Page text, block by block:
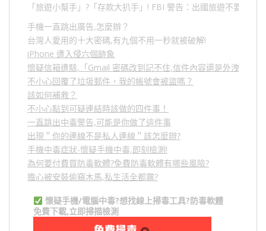
「旅遊小幫手」 ? 「存款大扒手」 ! FBI 警告：出國旅遊不要做的
手機一直跳出廣告,怎麼辦？
台灣人愛用的十大密碼,有九個不用一秒就被破解!
iPhone 遭入侵六個跡象
懷疑信箱遭駭,「Gmail 密碼改到記不住,信件內容還是外洩？」,
不小心回覆了垃圾郵件，我的帳號會被盜嗎？
該如何補救？
不小心點到可疑連結時該做的四件事！
一直跳出中毒警告,可能是你做了這件事
出現＂你的連線不是私人連線＂該怎麼辦?
手機中毒症狀-懷疑手機中毒,即刻檢測!
為何要付費買防毒軟體?免費防毒軟體有哪些風險?
擔心被安裝偷窺木馬,私生活全都露?
懷疑手機/電腦中毒?想找線上掃毒工具?防毒軟體
免費下載,立即掃描檢測